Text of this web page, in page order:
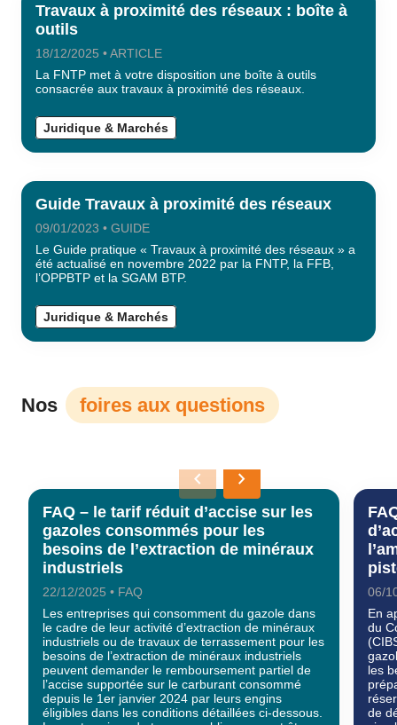
Travaux à proximité des réseaux : boîte à
outils
18/12/2025 • ARTICLE
La FNTP met à votre disposition une boîte à outils
consacrée aux travaux à proximité des réseaux.
Juridique & Marchés
Guide Travaux à proximité des réseaux
09/01/2023 • GUIDE
Le Guide pratique « Travaux à proximité des réseaux » a
été actualisé en novembre 2022 par la FNTP, la FFB,
l’OPPBTP et la SGAM BTP.
Juridique & Marchés
Nos foires aux questions
keyboard_arrow_left keyboard_arrow_right
FAQ – le tarif réduit d’accise sur les
gazoles consommés pour les
besoins de l’extraction de minéraux
industriels
22/12/2025 • FAQ
Les entreprises qui consomment du gazole dans
le cadre de leur activité d’extraction de minéraux
industriels ou de travaux de terrassement pour les
besoins de l’extraction de minéraux industriels
peuvent demander le remboursement partiel de
l’accise supportée sur le carburant consommé
depuis le 1er janvier 2024 par leurs engins
éligibles dans les conditions détaillées ci-dessous.
06/
En
du
les
de